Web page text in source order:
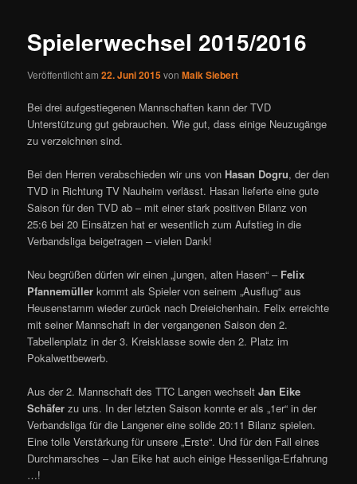
Spielerwechsel 2015/2016
Veröffentlicht am22. Juni 2015vonMaik Siebert
Bei drei aufgestiegenen Mannschaften kann der TVD
Unterstützung gut gebrauchen. Wie gut, dass einige Neuzugänge
zu verzeichnen sind.
Bei den Herren verabschieden wir uns von Hasan Dogru, der den
TVD in Richtung TV Nauheim verlässt. Hasan lieferte eine gute
Saison für den TVD ab – mit einer stark positiven Bilanz von
25:6 bei 20 Einsätzen hat er wesentlich zum Aufstieg in die
Verbandsliga beigetragen – vielen Dank!
Neu begrüßen dürfen wir einen „jungen, alten Hasen“ – Felix
Pfannemüller kommt als Spieler von seinem „Ausflug“ aus
Heusenstamm wieder zurück nach Dreieichenhain. Felix erreichte
mit seiner Mannschaft in der vergangenen Saison den 2.
Tabellenplatz in der 3. Kreisklasse sowie den 2. Platz im
Pokalwettbewerb.
Aus der 2. Mannschaft des TTC Langen wechseltJan Eike
Schäfer zu uns. In der letzten Saison konnte er als „1er“ in der
Verbandsliga für die Langener eine solide 20:11 Bilanz spielen.
Eine tolle Verstärkung für unsere „Erste“. Und für den Fall eines
Durchmarsches – Jan Eike hat auch einige Hessenliga-Erfahrung
…!